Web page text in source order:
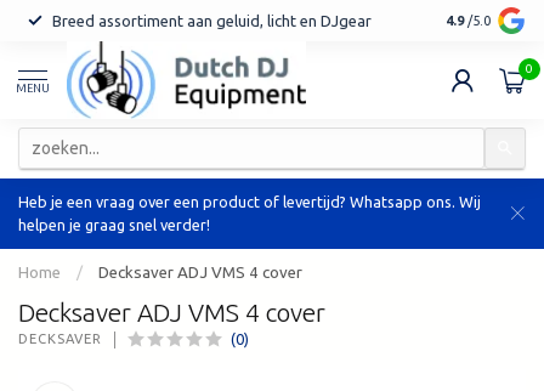
Breed assortiment aan geluid, licht en DJgear Tot 7 jaar
4.9 /5.0
MENU
0
Heb je een vraag over een product of levertijd? Whatsapp ons. Wij
helpen je graag snel verder!
Home / Decksaver ADJ VMS 4 cover
Decksaver ADJ VMS 4 cover
DECKSAVER (0)